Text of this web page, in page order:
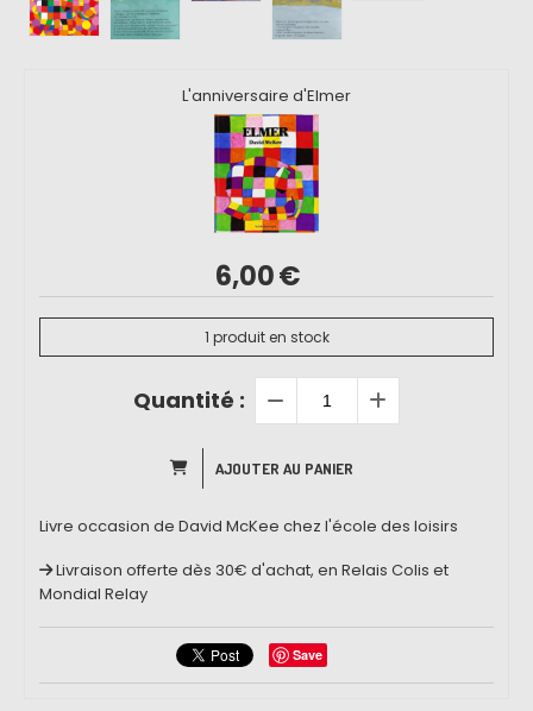
L'anniversaire d'Elmer
6,00€
1 produit en stock
Quantité :
AJOUTER AU PANIER
Livre occasion de David McKee chez l'école des loisirs
Livraison offerte dès 30€ d'achat, en Relais Colis et
Mondial Relay
Save